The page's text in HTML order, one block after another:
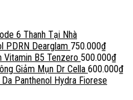
6 Thanh Tại Nhà
PDRN Dearglam 750.000₫
Vitamin B5 Tenzero 500.000₫
Giảm Mụn Dr Cella 600.000₫
Panthenol Hydra Fiorese